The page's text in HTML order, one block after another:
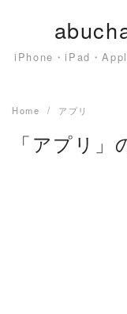
content
iPhone・iPad・
Home アプリ
「アプリ」